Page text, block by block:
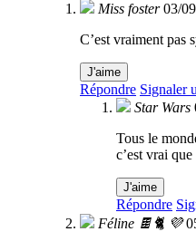
Miss foster 03/
C’est vraiment pas
J'aime
Répondre Signaler
Star Wars
Tous le
c’est vrai que
J'aime
Répondre
Féline 🍫🐈 💜